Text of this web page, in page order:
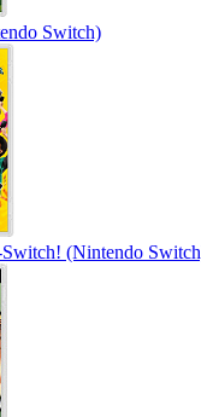
Switch)
(Nintendo